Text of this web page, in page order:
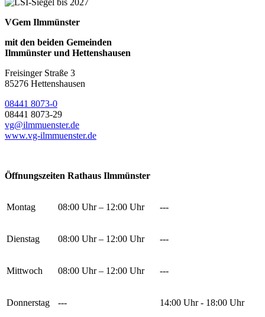
VGem Ilmmünster
mit den beiden Gemeinden
Ilmmünster und Hettenshausen
Freisinger Straße 3
85276 Hettenshausen
08441 8073-0
08441 8073-29
vg@ilmmuenster.de
www.vg-ilmmuenster.de
Öffnungszeiten Rathaus Ilmmünster
Montag 08:00 Uhr – 12:00 Uhr ---
Dienstag 08:00 Uhr – 12:00 Uhr ---
Mittwoch 08:00 Uhr – 12:00 Uhr ---
Donnerstag --- 14:00 Uhr - 18:00 Uhr